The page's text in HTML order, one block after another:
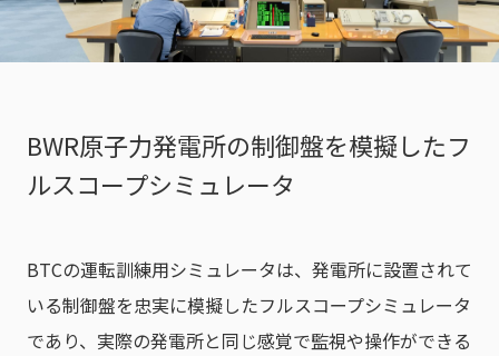
BWR原子力発電所の制御盤を模擬したフ
ルスコープシミュレータ
BTCの運転訓練用シミュレータは、発電所に設置されて
いる制御盤を忠実に模擬したフルスコープシミュレータ
であり、実際の発電所と同じ感覚で監視や操作ができる